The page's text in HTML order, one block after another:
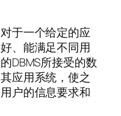
于一个给定的应
、能满足不同用
DBMS所接受的数
应用系统，使之
户的信息要求和